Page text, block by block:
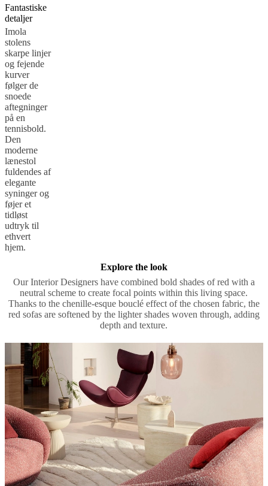
Fantastiske
detaljer
Imola
stolens
skarpe linjer
og fejende
kurver
følger de
snoede
aftegninger
på en
tennisbold.
Den
moderne
lænestol
fuldendes af
elegante
syninger og
føjer et
tidløst
udtryk til
ethvert
hjem.
Explore the look
Our Interior Designers have combined bold shades of red with a
neutral scheme to create focal points within this living space.
Thanks to the chenille-esque bouclé effect of the chosen fabric, the
red sofas are softened by the lighter shades woven through, adding
depth and texture.